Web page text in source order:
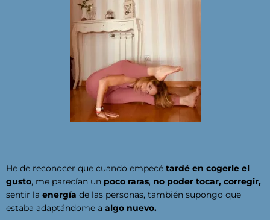
He de reconocer que cuando empecé tardé en cogerle el
gusto, me parecían un poco raras, no poder tocar, corregir,
sentir la energía de las personas, también supongo que
estaba adaptándome a algo nuevo.